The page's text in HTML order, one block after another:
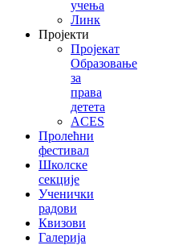
учења
Линк
Пројекти
Пројекат
Образовање
за
права
детета
ACES
Пролећни
фестивал
Школске
секције
Ученички
радови
Квизови
Галерија